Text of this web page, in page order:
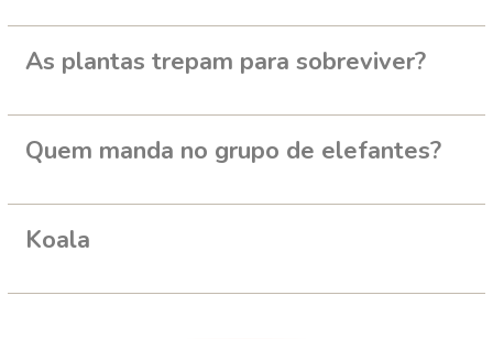
As plantas trepam para sobreviver?
Quem manda no grupo de elefantes?
Koala